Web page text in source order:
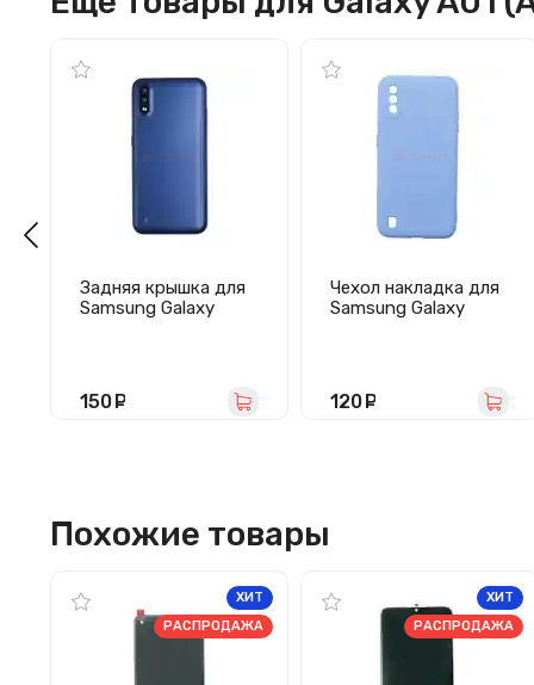
Задняя крышка для
Samsung Galaxy
150
Чехол накладка для
Samsung Galaxy
фиолетовый)
120
Похожие товары
ХИТ
РАСПРОДАЖА
ХИТ
РАСПРОДАЖА